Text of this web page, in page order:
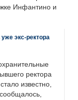
Инфантино и
экс-ректора
ректора
известно,